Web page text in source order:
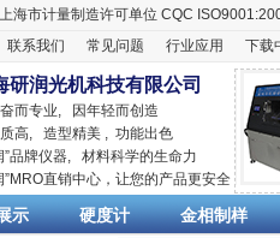
上海市计量制造许可单位 CQC
联系我们 常见问题 行业应用 下载
研润光机科技有限公司
而专业, 因年轻而创造
高, 造型精美 , 功能出色
”品牌仪器, 材料科学的生命力
”MRO直销中心，让您的产品更安全
示 硬度计 金相制样